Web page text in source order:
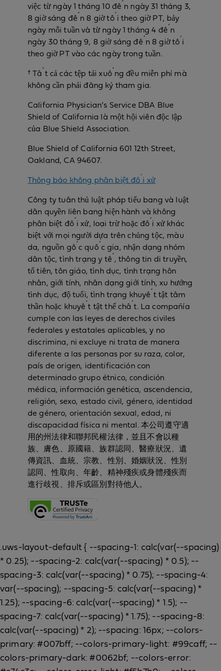
việc từ ngày 1 tháng 10 đến ngày 31 tháng 3,
8 giờ sáng đến 8 giờ tối theo giờ PT, bảy
ngày mỗi tuần và từ ngày 1 tháng 4 đến
ngày 30 tháng 9, 8 giờ sáng đến 8 giờ tối
theo giờ PT vào các ngày trong tuần.
† Tất cả các tệp tải xuống đều miễn phí mà
không cần phải đăng ký tham gia.
California Physician’s Service DBA Blue
Shield of California là một hội viên độc lập
của Blue Shield Association.
Blue Shield of California 601 12th Street,
Oakland, CA 94607.
Thông báo không phân biệt đối xử
Công ty tuân thủ luật pháp tiểu bang và luật
dân quyền liên bang hiện hành và không
phân biệt đối xử, loại trừ hoặc đối xử khác
biệt với mọi người dựa trên chủng tộc, màu
da, nguồn gốc quốc gia, nhận dạng nhóm
dân tộc, tình trạng y tế, thông tin di truyền,
tổ tiên, tôn giáo, tình dục, tình trạng hôn
nhân, giới tính, nhân dạng giới tính, xu hướng
tình dục, độ tuổi, tình trạng khuyết tật tâm
thần hoặc khuyết tật thể chất. La compañía
cumple con las leyes de derechos civiles
federales y estatales aplicables, y no
discrimina, ni excluye ni trata de manera
diferente a las personas por su raza, color,
país de origen, identificación con
determinado grupo étnico, condición
médica, información genética, ascendencia,
religión, sexo, estado civil, género, identidad
de género, orientación sexual, edad, ni
discapacidad física ni mental. 本公司遵守適
用的州法律和聯邦民權法律，並且不會以種
族、膚色、原國籍、族群認同、醫療狀況、遺
傳資訊、血統、宗教、性別、婚姻狀況、性別
認同、性取向、年齡、精神殘疾或身體殘疾而
進行歧視、排斥或區別對待他人。